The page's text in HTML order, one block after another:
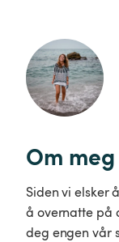
Om meg
Siden vi elsker
å overnatte på
deg engen vår